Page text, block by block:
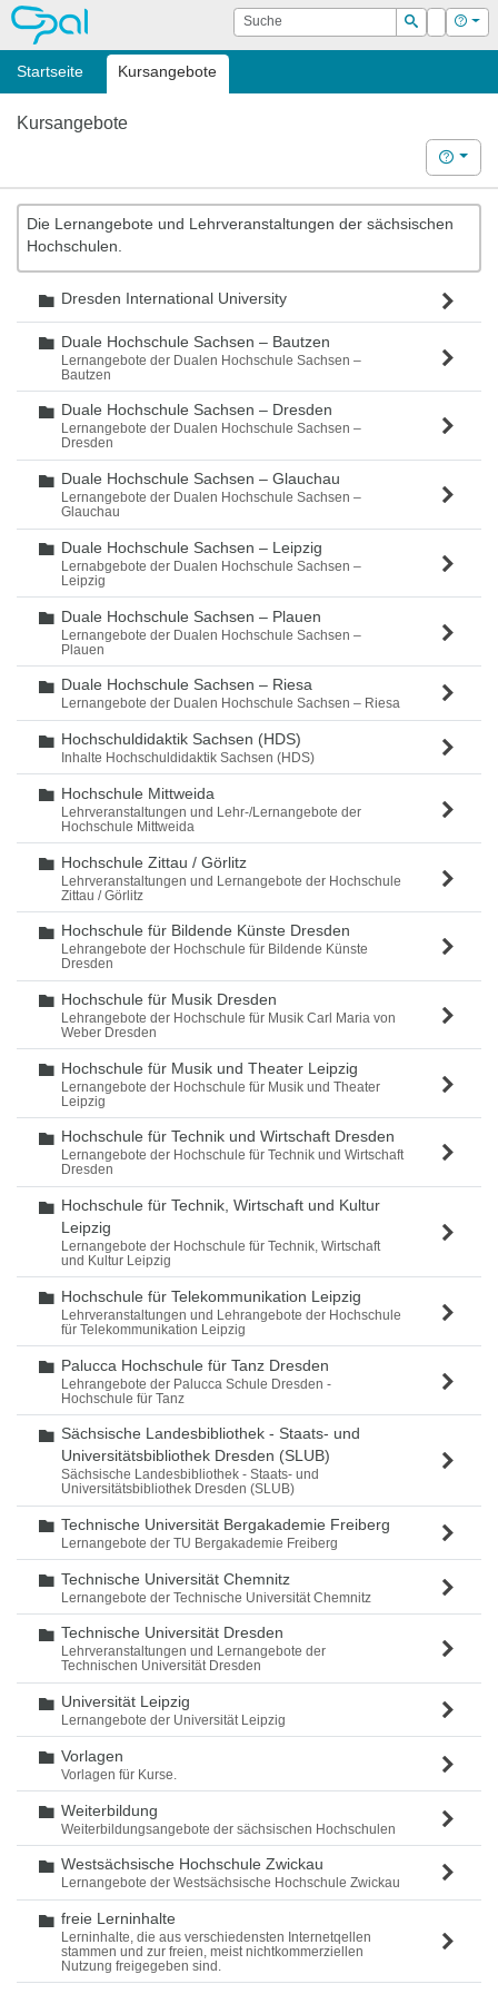
OPAL Suche
Suchen
Login Hilfe
Startseite Kursangebote
Kursangebote
Hilfe
Die Lernangebote und Lehrveranstaltungen der sächsischen
Hochschulen.
Ordner
Dresden International University
Ordner
Duale Hochschule Sachsen – Bautzen
Lernangebote der Dualen Hochschule Sachsen –
Bautzen
Ordner
Duale Hochschule Sachsen – Dresden
Lernangebote der Dualen Hochschule Sachsen –
Dresden
Ordner
Duale Hochschule Sachsen – Glauchau
Lernangebote der Dualen Hochschule Sachsen –
Glauchau
Ordner
Duale Hochschule Sachsen – Leipzig
Lernabgebote der Dualen Hochschule Sachsen –
Leipzig
Ordner
Duale Hochschule Sachsen – Plauen
Lernangebote der Dualen Hochschule Sachsen –
Plauen
Ordner
Duale Hochschule Sachsen – Riesa
Lernangebote der Dualen Hochschule Sachsen – Riesa
Ordner
Hochschuldidaktik Sachsen (HDS)
Inhalte Hochschuldidaktik Sachsen (HDS)
Ordner
Hochschule Mittweida
Lehrveranstaltungen und Lehr-/Lernangebote der
Hochschule Mittweida
Ordner
Hochschule Zittau / Görlitz
Lehrveranstaltungen und Lernangebote der Hochschule
Zittau / Görlitz
Ordner
Hochschule für Bildende Künste Dresden
Lehrangebote der Hochschule für Bildende Künste
Dresden
Ordner
Hochschule für Musik Dresden
Lehrangebote der Hochschule für Musik Carl Maria von
Weber Dresden
Ordner
Hochschule für Musik und Theater Leipzig
Lernangebote der Hochschule für Musik und Theater
Leipzig
Ordner
Hochschule für Technik und Wirtschaft Dresden
Lernangebote der Hochschule für Technik und Wirtschaft
Dresden
Ordner
Hochschule für Technik, Wirtschaft und Kultur
Leipzig
Lernangebote der Hochschule für Technik, Wirtschaft
und Kultur Leipzig
Ordner
Hochschule für Telekommunikation Leipzig
Lehrveranstaltungen und Lehrangebote der Hochschule
für Telekommunikation Leipzig
Ordner
Palucca Hochschule für Tanz Dresden
Lehrangebote der Palucca Schule Dresden -
Hochschule für Tanz
Ordner
Sächsische Landesbibliothek - Staats- und
Universitätsbibliothek Dresden (SLUB)
Sächsische Landesbibliothek - Staats- und
Universitätsbibliothek Dresden (SLUB)
Ordner
Technische Universität Bergakademie Freiberg
Lernangebote der TU Bergakademie Freiberg
Ordner
Technische Universität Chemnitz
Lernangebote der Technische Universität Chemnitz
Ordner
Technische Universität Dresden
Lehrveranstaltungen und Lernangebote der
Technischen Universität Dresden
Ordner
Universität Leipzig
Lernangebote der Universität Leipzig
Ordner
Vorlagen
Vorlagen für Kurse.
Ordner
Weiterbildung
Weiterbildungsangebote der sächsischen Hochschulen
Ordner
Westsächsische Hochschule Zwickau
Lernangebote der Westsächsische Hochschule Zwickau
Ordner
freie Lerninhalte
Lerninhalte, die aus verschiedensten Internetqellen
stammen und zur freien, meist nichtkommerziellen
Nutzung freigegeben sind.